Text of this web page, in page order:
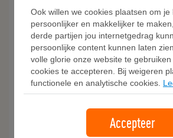
Ook willen we cookies plaatsen om je
persoonlijker en makkelijker te
derde partijen jou internetgedrag
persoonlijke content kunnen laten
volle glorie onze website te
cookies te accepteren. Bij weigeren
functionele en analytische cookies.
Accepteer